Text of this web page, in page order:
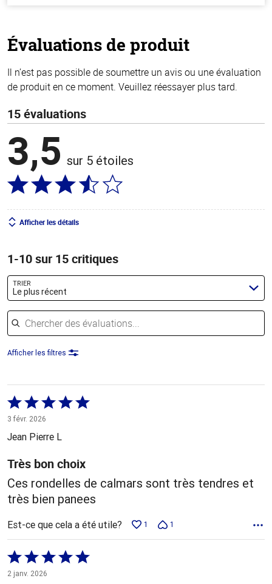
Évaluations de produit
Il n’est pas possible de soumettre un avis ou une évaluation
de produit en ce moment. Veuillez réessayer plus tard.
15 évaluations
3,5 sur 5 étoiles
Afficher les détails
1-10 sur 15 critiques
TRIER
Le plus récent
Chercher des évaluations
Afficher les filtres
Coté
5 sur
5
3 févr. 2026
Jean Pierre L
Très bon choix
Ces rondelles de calmars sont très tendres et
très bien panees
Est-ce que cela a été utile? 1 1
Coté
5 sur
2 janv. 2026